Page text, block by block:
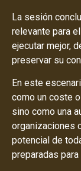
La sesión
relevante para
ejecutar mejor,
preservar su
En este
como un coste
sino como una
organizaciones
potencial de
preparadas